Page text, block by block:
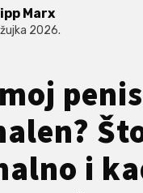
Marx
2026.
penis
i